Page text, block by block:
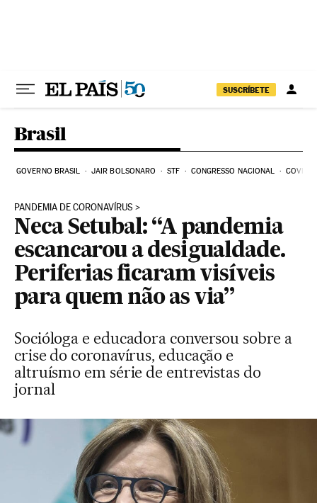
SUSCRÍBETE
Brasil
GOVERNO BRASIL JAIR BOLSONARO STF CONGRESSO NACIONAL COVID-
PANDEMIA DE CORONAVÍRUS
Neca Setubal: “A pandemia
escancarou a desigualdade.
Periferias ficaram visíveis
para quem não as via”
Socióloga e educadora conversou sobre a
crise do coronavírus, educação e
altruísmo em série de entrevistas do
jornal